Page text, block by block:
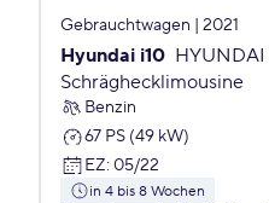
Gebrauchtwagen | 2021
Hyundai i10
Schräghecklimousine
Benzin
67 PS (49 kW)
EZ: 05/22
in 4 bis 8 Wochen